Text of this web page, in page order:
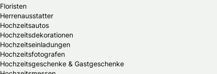
Floristen
Herrenausstatter
Hochzeitsautos
Hochzeitsdekorationen
Hochzeitseinladungen
Hochzeitsfotografen
Hochzeitsgeschenke & Gastgeschenke